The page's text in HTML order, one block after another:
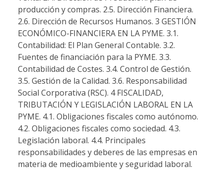
producción y compras. 2.5. Dirección Financiera.
2.6. Dirección de Recursos Humanos. 3 GESTIÓN
ECONÓMICO-FINANCIERA EN LA PYME. 3.1.
Contabilidad: El Plan General Contable. 3.2.
Fuentes de financiación para la PYME. 3.3.
Contabilidad de Costes. 3.4. Control de Gestión.
3.5. Gestión de la Calidad. 3.6. Responsabilidad
Social Corporativa (RSC). 4 FISCALIDAD,
TRIBUTACIÓN Y LEGISLACIÓN LABORAL EN LA
PYME. 4.1. Obligaciones fiscales como autónomo.
4.2. Obligaciones fiscales como sociedad. 4.3.
Legislación laboral. 4.4. Principales
responsabilidades y deberes de las empresas en
materia de medioambiente y seguridad laboral.